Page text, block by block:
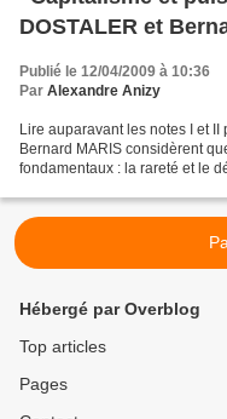
DOSTALER et
Publié le 12/04/2009 à 10:36
Par Alexandre Anizy
Lire auparavant les notes I et
Bernard MARIS considèrent
fondamentaux : la rareté et le
Hébergé par Overblog
Top articles
Pages